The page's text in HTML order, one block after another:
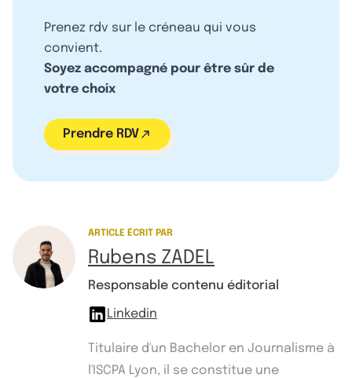
Prenez rdv sur le créneau qui vous
convient.
Soyez accompagné pour être sûr de
votre choix
Prendre RDV
ARTICLE ÉCRIT PAR
Rubens ZADEL
Responsable contenu éditorial
Linkedin
Titulaire d'un Bachelor en Journalisme à
l'ISCPA Lyon, il se constitue une